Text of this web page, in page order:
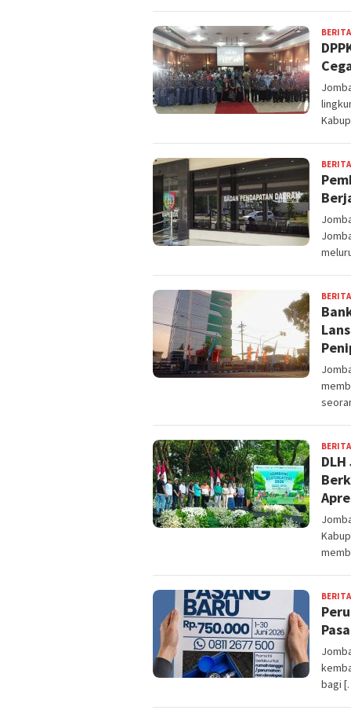
BERITA
BERITA
BERITA
BERITA
BERITA
bagi